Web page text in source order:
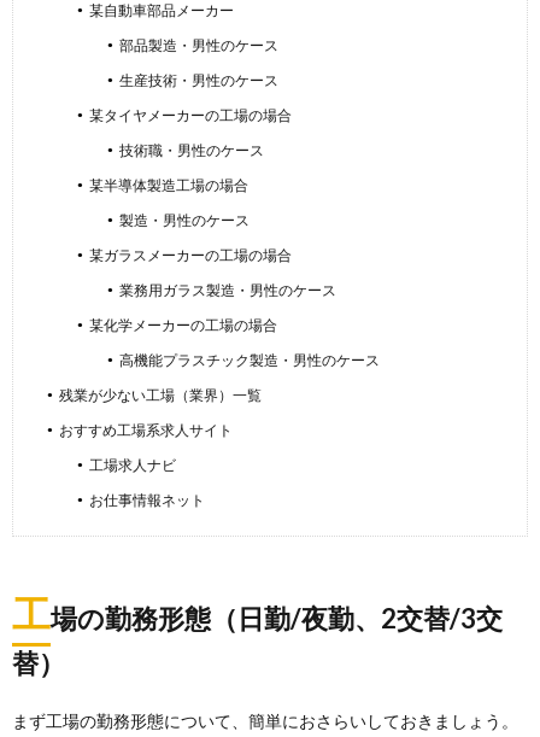
某自動車部品メーカー
部品製造・男性のケース
生産技術・男性のケース
某タイヤメーカーの工場の場合
技術職・男性のケース
某半導体製造工場の場合
製造・男性のケース
某ガラスメーカーの工場の場合
業務用ガラス製造・男性のケース
某化学メーカーの工場の場合
高機能プラスチック製造・男性のケース
残業が少ない工場（業界）一覧
おすすめ工場系求人サイト
工場求人ナビ
お仕事情報ネット
工場の勤務形態（日勤/夜勤、2交替/3交
替）
まず工場の勤務形態について、簡単におさらいしておきましょう。